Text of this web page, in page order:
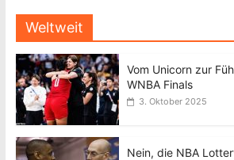
Weltweit
Vom Unicorn zur
WNBA Finals
3. Oktober 2025
Nein, die NBA